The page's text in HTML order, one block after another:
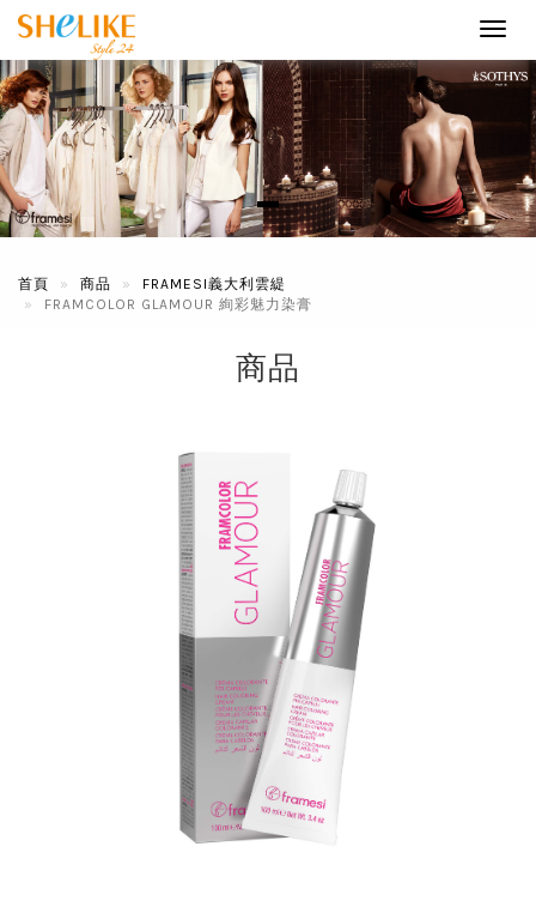
首頁 商品
FRAMESI義大利雲緹
FRAMCOLOR GLAMOUR 絢彩魅力染膏
商品